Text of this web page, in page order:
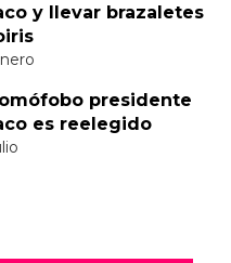
y llevar brazaletes
presidente
es reelegido